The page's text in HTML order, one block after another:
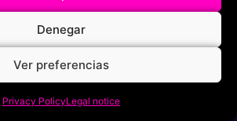
Denegar
Ver preferencias
Privacy PolicyLegal notice